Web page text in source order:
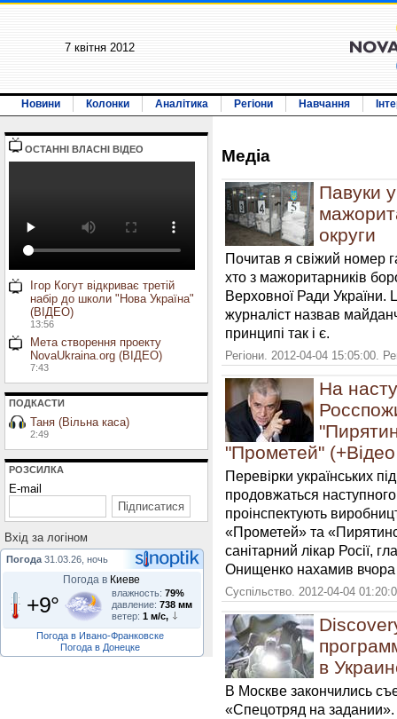
7 квiтня 2012
Новини Колонки Аналітика Регіони Навчання
ОСТАННI ВЛАСНI ВIДЕО
Ігор Когут відкриває третій
набір до школи "Нова Україна"
(ВІДЕО)
13:56
Мета створення проекту
NovaUkraina.org (ВІДЕО)
7:43
ПОДКАСТИ
Таня (Вільна каса)
2:49
РОЗСИЛКА
E-mail
Вхiд за логiном
Погода 31.03.26, ночь
Погода в Киеве
+9° влажность: 79%
давление: 738 мм
ветер: 1 м/с,
Погода в Ивано-Франковске
Погода в Донецке
Медiа
Павуки
округи
Почитав я свіжий номер
хто з мажоритарників
Верховної Ради
журналіст назвав
принципі так і є.
Регіони. 2012-04-04 15:05:00.
На
"Прометей"
Перевірки українських
продовжаться
проінспектують
«Прометей» та
санітарний лікар Росії,
Онищенко нахамив вчора
Суспільство. 2012-04-04
в
В Москве закончились
«Спецотряд на